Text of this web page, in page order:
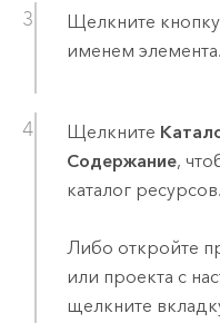
Щелкните кнопку
именем элемента.
Щелкните
Содержание,
каталог ресурсов.
Либо откройте
или проекта с
щелкните